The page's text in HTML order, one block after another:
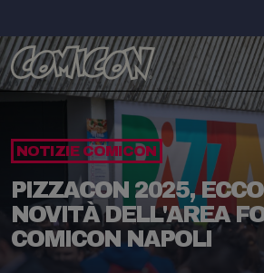
NOTIZIE COMICON
PIZZACON 2025,
NOVITÀ DELL'AREA
COMICON NAPOLI